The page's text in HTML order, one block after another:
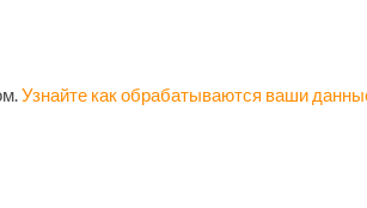
Узнайте как обрабатываются ваши